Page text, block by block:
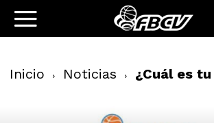
Inicio Noticias ¿Cuál es